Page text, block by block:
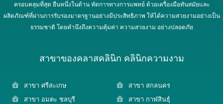
ครอบคลุมที่สุด ยืนหนึ่งในด้าน หัตการทางการแพทย์ ด้วยเครื่องมือทันสมัยและ
ผลิตภัณฑ์ที่ผ่านการรับรองมาตรฐานอย่างมีประสิทธิภาพ ให้ได้ความสวยงามอย่างเป็น
ธรรมชาติ โดยคำนึงถึงความคุ้มค่า ความสวยงาม อย่างปลอดภัย
สาขาของคลาสคลินิก คลินิกความงาม
สาขา ศรีสะเกษ
สาขา อมตะ ชลบุรี
สาขา สกลนคร
สาขา กาฬสินธุ์